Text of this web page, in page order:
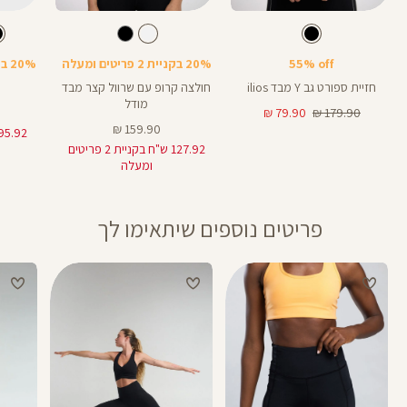
צבע
שחור
55% off
חזיית ספורט גב Y מבד ilios
מחיר
79.90 ₪
מחיר
179.90 ₪
צבע
לבן
20% בקניית 2 פריטים ומעלה
חולצה קרופ עם שרוול קצר מבד
מודל
מחיר
מוצר
159.90 ₪
127.92 ש"ח בקניית 2 פריטים
ומעלה
20% בקניית 2 פריטים ומעלה
פריטים נוספים שיתאימו לך